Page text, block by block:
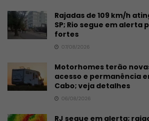
Rajadas de 109 km/h
SP; Rio segue em alerta
fortes
07/08/2026
Motorhomes terão
acesso e permanência
Cabo; veja detalhes
06/08/2026
RJ segue em alerta;